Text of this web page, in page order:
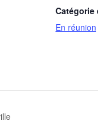
Catégorie
En réunion